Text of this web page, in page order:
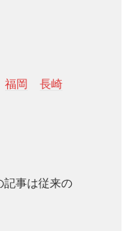
福岡
長崎
記事は従来の